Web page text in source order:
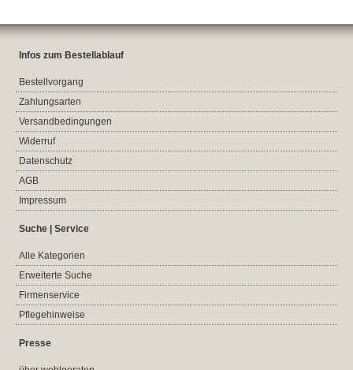
Infos zum Bestellablauf
Bestellvorgang
Zahlungsarten
Versandbedingungen
Widerruf
Datenschutz
AGB
Impressum
Suche | Service
Alle Kategorien
Erweiterte Suche
Firmenservice
Pflegehinweise
Presse